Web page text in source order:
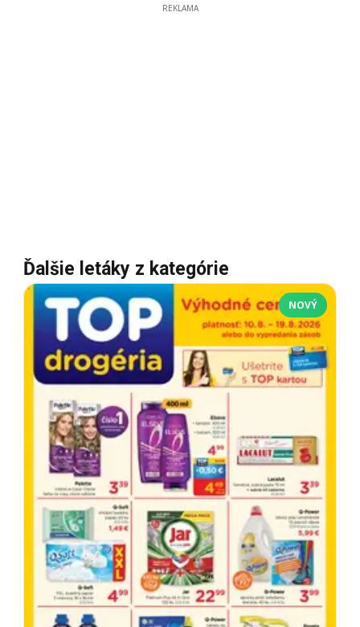
REKLAMA
Ďalšie letáky z kategórie
NOVÝ